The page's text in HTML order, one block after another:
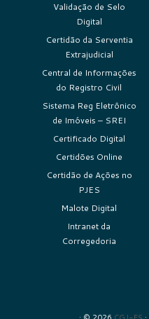
Validação de Selo
Digital
Certidão da Serventia
Extrajudicial
Central de Informações
do Registro Civil
Sistema Reg Eletrônico
de Imóveis – SREI
Certificado Digital
Certidões Online
Certidão de Ações no
PJES
Malote Digital
Intranet da
Corregedoria